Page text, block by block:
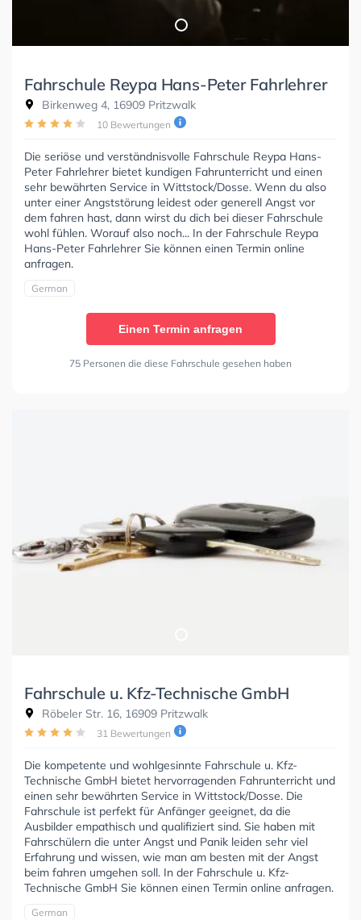
Fahrschule Reypa Hans-Peter Fahrlehrer
Birkenweg 4, 16909 Pritzwalk
10 Bewertungen
Die seriöse und verständnisvolle Fahrschule Reypa Hans-
Peter Fahrlehrer bietet kundigen Fahrunterricht und einen
sehr bewährten Service in Wittstock/Dosse. Wenn du also
unter einer Angststörung leidest oder generell Angst vor
dem fahren hast, dann wirst du dich bei dieser Fahrschule
wohl fühlen. Worauf also noch... In der Fahrschule Reypa
Hans-Peter Fahrlehrer Sie können einen Termin online
anfragen.
German
Einen Termin anfragen
75 Personen die diese Fahrschule gesehen haben
Fahrschule u. Kfz-Technische GmbH
Röbeler Str. 16, 16909 Pritzwalk
31 Bewertungen
Die kompetente und wohlgesinnte Fahrschule u. Kfz-
Technische GmbH bietet hervorragenden Fahrunterricht und
einen sehr bewährten Service in Wittstock/Dosse. Die
Fahrschule ist perfekt für Anfänger geeignet, da die
Ausbilder empathisch und qualifiziert sind. Sie haben mit
Fahrschülern die unter Angst und Panik leiden sehr viel
Erfahrung und wissen, wie man am besten mit der Angst
beim fahren umgehen soll. In der Fahrschule u. Kfz-
Technische GmbH Sie können einen Termin online anfragen.
German